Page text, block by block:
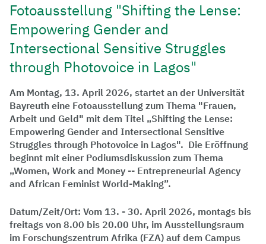
Fotoausstellung "Shifting the Lense:
Empowering Gender and
Intersectional Sensitive Struggles
through Photovoice in Lagos"
Am Montag, 13. April 2026, startet an der Universität
Bayreuth eine Fotoausstellung zum Thema "Frauen,
Arbeit und Geld" mit dem Titel „Shifting the Lense:
Empowering Gender and Intersectional Sensitive
Struggles through Photovoice in Lagos". Die Eröffnung
beginnt mit einer Podiumsdiskussion zum Thema
„Women, Work and Money -- Entrepreneurial Agency
and African Feminist World-Making”.
Datum/Zeit/Ort: Vom 13. - 30. April 2026, montags bis
freitags von 8.00 bis 20.00 Uhr, im Ausstellungsraum
im Forschungszentrum Afrika (FZA) auf dem Campus